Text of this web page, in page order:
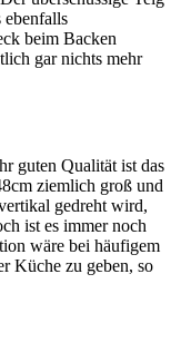
ebenfalls
beim Backen
gar nichts mehr
guten Qualität ist das
ziemlich groß und
gedreht wird,
ist es immer noch
wäre bei häufigem
Küche zu geben, so